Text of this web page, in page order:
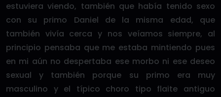
estuviera viendo, también que había tenido sexo
con su primo Daniel de la misma edad, que
también vivía cerca y nos veíamos siempre, al
principio pensaba que me estaba mintiendo pues
en mi aún no despertaba ese morbo ni ese deseo
sexual y también porque su primo era muy
masculino y el típico choro tipo flaite antiguo